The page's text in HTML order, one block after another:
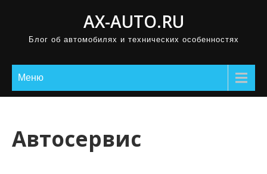
AX-AUTO.RU
Блог об автомобилях и технических особенностях
Меню
Автосервис